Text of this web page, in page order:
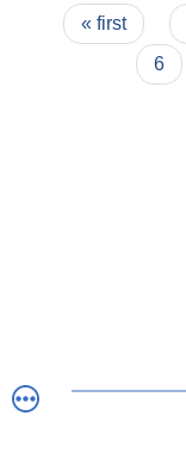
Pages
« first
6